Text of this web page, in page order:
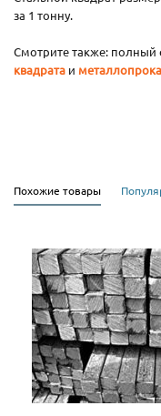
за 1 тонну.
Смотрите также: полный
квадрата и
Похожие товары